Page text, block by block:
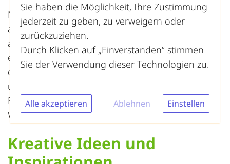
Mit diesen praktischen Tipps bist du bestens
ausgestattet, um deine Schmuckstücke
aufzuwerten und ihnen neues Leben
einzuhauchen. Sei experimentierfreudig und lass
deiner Kreativität freien Lauf. Mit etwas Geschick
und Liebe zum Detail kannst du erstaunliche
Ergebnisse erzielen. Viel Spaß beim Gestalten und
Wiederverwenden deines Schmucks!
Kreative Ideen und
Sie haben die Möglichkeit, Ihre Zustimmung
jederzeit zu geben, zu verweigern oder
zurückzuziehen.
Durch Klicken auf „Einverstanden“ stimmen
Sie der Verwendung dieser Technologien zu.
Alle akzeptieren Einstellen
Ablehnen